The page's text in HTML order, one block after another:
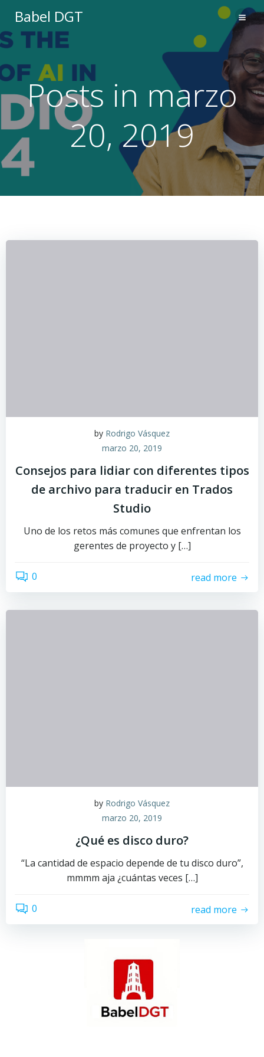
Babel DGT
Posts in marzo
20, 2019
by Rodrigo Vásquez
marzo 20, 2019
Consejos para lidiar con diferentes tipos
de archivo para traducir en Trados
Studio
Uno de los retos más comunes que enfrentan los
gerentes de proyecto y […]
0 read more
by Rodrigo Vásquez
marzo 20, 2019
¿Qué es disco duro?
“La cantidad de espacio depende de tu disco duro”,
mmmm aja ¿cuántas veces […]
0 read more